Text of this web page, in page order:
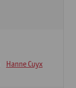
Hanne Cuyx